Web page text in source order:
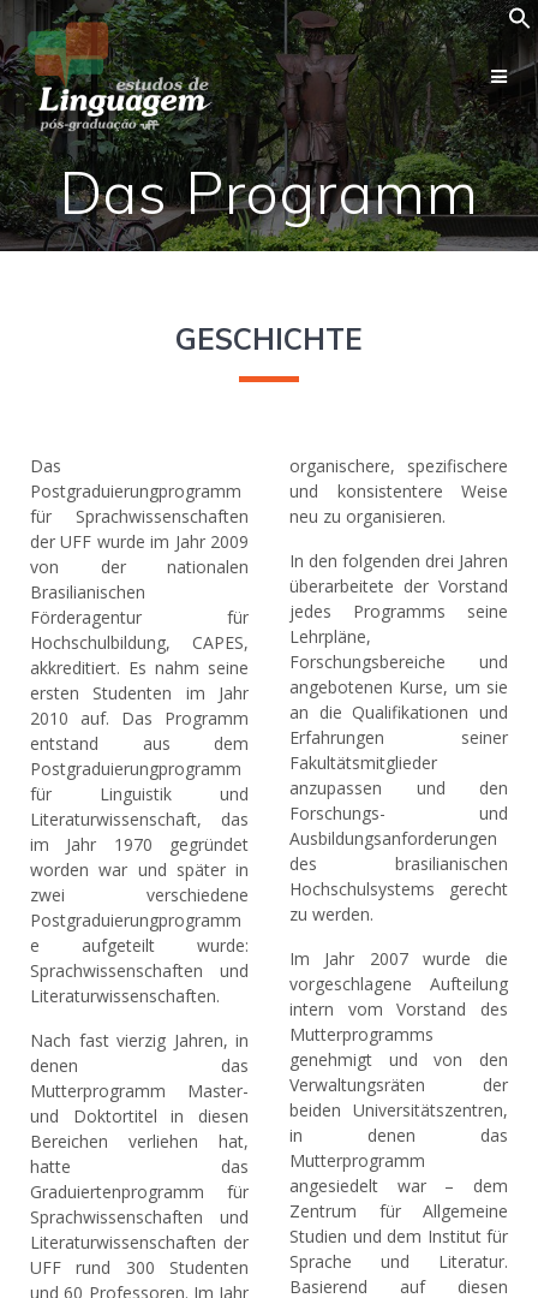
Das Programm
GESCHICHTE
Das
Postgraduierungprogramm
für Sprachwissenschaften
der UFF wurde im Jahr 2009
von der nationalen
Brasilianischen
Förderagentur für
Hochschulbildung, CAPES,
akkreditiert. Es nahm seine
ersten Studenten im Jahr
2010 auf. Das Programm
entstand aus dem
Postgraduierungprogramm
für Linguistik und
Literaturwissenschaft, das
im Jahr 1970 gegründet
worden war und später in
zwei verschiedene
Postgraduierungprogramm
e aufgeteilt wurde:
Sprachwissenschaften und
Literaturwissenschaften.
Nach fast vierzig Jahren, in
denen das
Mutterprogramm Master-
und Doktortitel in diesen
Bereichen verliehen hat,
hatte das
Graduiertenprogramm für
Sprachwissenschaften und
Literaturwissenschaften der
UFF rund 300 Studenten
und 60 Professoren. Im Jahr
organischere, spezifischere
und konsistentere Weise
neu zu organisieren.
In den folgenden drei Jahren
überarbeitete der Vorstand
jedes Programms seine
Lehrpläne,
Forschungsbereiche und
angebotenen Kurse, um sie
an die Qualifikationen und
Erfahrungen seiner
Fakultätsmitglieder
anzupassen und den
Forschungs- und
Ausbildungsanforderungen
des brasilianischen
Hochschulsystems gerecht
zu werden.
Im Jahr 2007 wurde die
vorgeschlagene Aufteilung
intern vom Vorstand des
Mutterprogramms
genehmigt und von den
Verwaltungsräten der
beiden Universitätszentren,
in denen das
Mutterprogramm
angesiedelt war – dem
Zentrum für Allgemeine
Studien und dem Institut für
Sprache und Literatur.
Basierend auf diesen